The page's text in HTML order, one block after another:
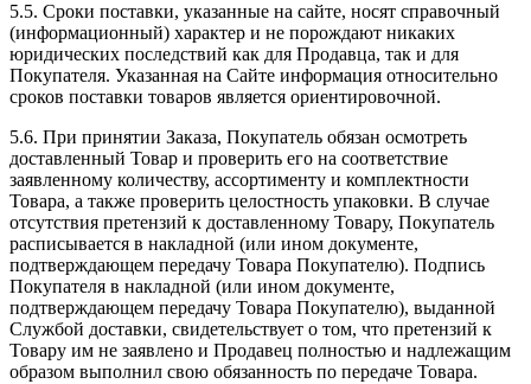
5.5. Сроки поставки, указанные на сайте, носят справочный
(информационный) характер и не порождают никаких
юридических последствий как для Продавца, так и для
Покупателя. Указанная на Сайте информация относительно
сроков поставки товаров является ориентировочной.
5.6. При принятии Заказа, Покупатель обязан осмотреть
доставленный Товар и проверить его на соответствие
заявленному количеству, ассортименту и комплектности
Товара, а также проверить целостность упаковки. В случае
отсутствия претензий к доставленному Товару, Покупатель
расписывается в накладной (или ином документе,
подтверждающем передачу Товара Покупателю). Подпись
Покупателя в накладной (или ином документе,
подтверждающем передачу Товара Покупателю), выданной
Службой доставки, свидетельствует о том, что претензий к
Товару им не заявлено и Продавец полностью и надлежащим
образом выполнил свою обязанность по передаче Товара.